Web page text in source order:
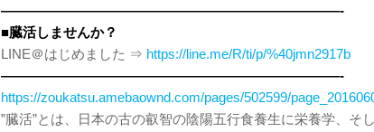
—————————————————————————-
■臓活しませんか？
LINE＠はじめました ⇒ https://line.me/R/ti/p/%40jmn2917b
—————————————————————————-
https://zoukatsu.amebaownd.com/pages/502599/
”臓活”とは、日本の古の叡智の陰陽五行食養生に栄養学、そ